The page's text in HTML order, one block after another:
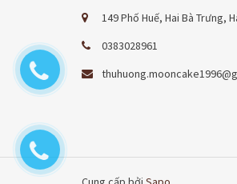
149 Phố Huế, Hai Bà Trưng,
0383028961